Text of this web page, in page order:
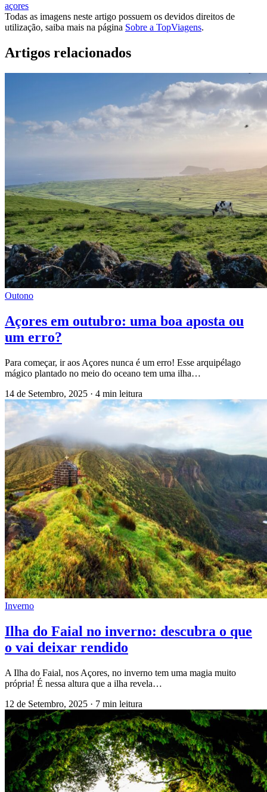
açores
Todas as imagens neste artigo possuem os devidos direitos de
utilização, saiba mais na página Sobre a TopViagens.
Artigos relacionados
Outono
Açores em outubro: uma boa aposta ou
um erro?
Para começar, ir aos Açores nunca é um erro! Esse arquipélago
mágico plantado no meio do oceano tem uma ilha…
14 de Setembro, 2025 · 4 min leitura
Inverno
Ilha do Faial no inverno: descubra o que
o vai deixar rendido
A Ilha do Faial, nos Açores, no inverno tem uma magia muito
própria! É nessa altura que a ilha revela…
12 de Setembro, 2025 · 7 min leitura